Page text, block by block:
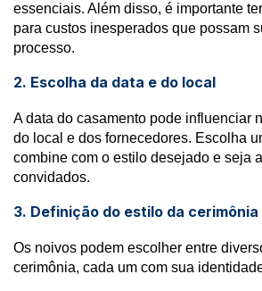
essenciais. Além disso, é importante
para custos inesperados que possam
processo.
2. Escolha da data e do local
A data do casamento pode influenciar
do local e dos fornecedores. Escolha
combine com o estilo desejado e seja
convidados.
3. Definição do estilo da cerimônia
Os noivos podem escolher entre
cerimônia, cada um com sua